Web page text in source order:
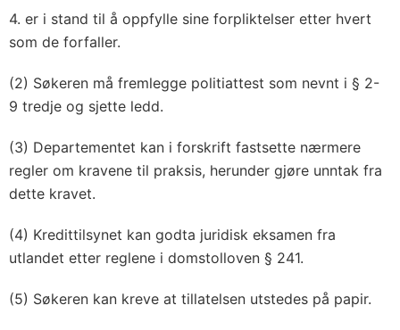
4. er i stand til å oppfylle sine forpliktelser etter hvert
som de forfaller.
(2) Søkeren må fremlegge politiattest som nevnt i § 2-
9 tredje og sjette ledd.
(3) Departementet kan i forskrift fastsette nærmere
regler om kravene til praksis, herunder gjøre unntak fra
dette kravet.
(4) Kredittilsynet kan godta juridisk eksamen fra
utlandet etter reglene i domstolloven § 241.
(5) Søkeren kan kreve at tillatelsen utstedes på papir.